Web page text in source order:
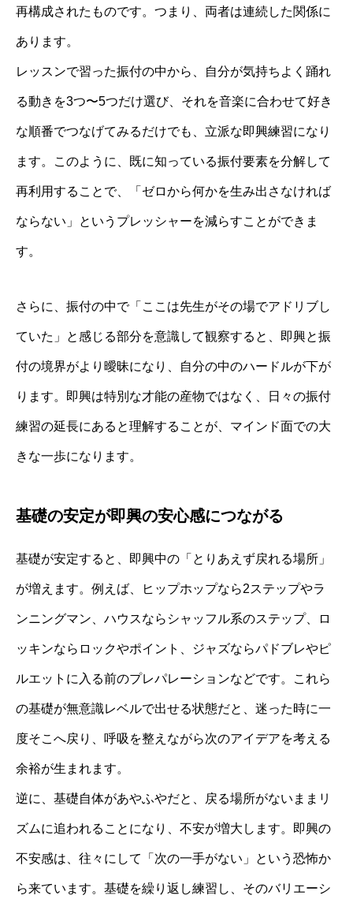
再構成されたものです。つまり、両者は連続した関係に
あります。
レッスンで習った振付の中から、自分が気持ちよく踊れ
る動きを3つ〜5つだけ選び、それを音楽に合わせて好き
な順番でつなげてみるだけでも、立派な即興練習になり
ます。このように、既に知っている振付要素を分解して
再利用することで、「ゼロから何かを生み出さなければ
ならない」というプレッシャーを減らすことができま
す。
さらに、振付の中で「ここは先生がその場でアドリブし
ていた」と感じる部分を意識して観察すると、即興と振
付の境界がより曖昧になり、自分の中のハードルが下が
ります。即興は特別な才能の産物ではなく、日々の振付
練習の延長にあると理解することが、マインド面での大
きな一歩になります。
基礎の安定が即興の安心感につながる
基礎が安定すると、即興中の「とりあえず戻れる場所」
が増えます。例えば、ヒップホップなら2ステップやラ
ンニングマン、ハウスならシャッフル系のステップ、ロ
ッキンならロックやポイント、ジャズならパドブレやピ
ルエットに入る前のプレパレーションなどです。これら
の基礎が無意識レベルで出せる状態だと、迷った時に一
度そこへ戻り、呼吸を整えながら次のアイデアを考える
余裕が生まれます。
逆に、基礎自体があやふやだと、戻る場所がないままリ
ズムに追われることになり、不安が増大します。即興の
不安感は、往々にして「次の一手がない」という恐怖か
ら来ています。基礎を繰り返し練習し、そのバリエーシ